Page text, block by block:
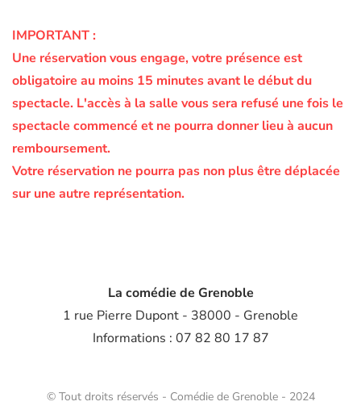
IMPORTANT :
Une réservation vous engage, votre présence est
obligatoire au moins 15 minutes avant le début du
spectacle. L'accès à la salle vous sera refusé une fois le
spectacle commencé et ne pourra donner lieu à aucun
remboursement.
Votre réservation ne pourra pas non plus être déplacée
sur une autre représentation.
La comédie de Grenoble
1 rue Pierre Dupont - 38000 - Grenoble
Informations : 07 82 80 17 87
© Tout droits réservés - Comédie de Grenoble - 2024